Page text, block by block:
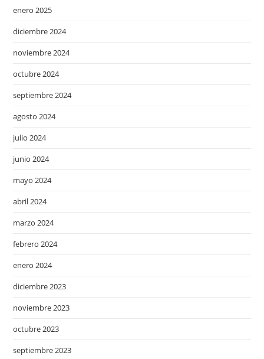
enero 2025
diciembre 2024
noviembre 2024
octubre 2024
septiembre 2024
agosto 2024
julio 2024
junio 2024
mayo 2024
abril 2024
marzo 2024
febrero 2024
enero 2024
diciembre 2023
noviembre 2023
octubre 2023
septiembre 2023